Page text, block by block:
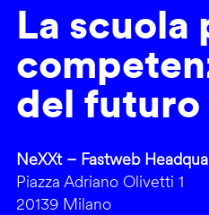
La scuola
del futuro
NeXXt – Fastweb
Piazza Adriano Olivetti 1
20139 Milano